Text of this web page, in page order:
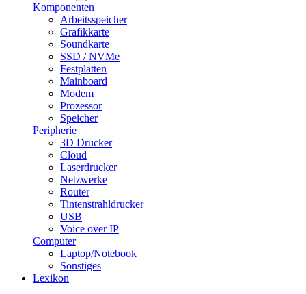
Komponenten
Arbeitsspeicher
Grafikkarte
Soundkarte
SSD / NVMe
Festplatten
Mainboard
Modem
Prozessor
Speicher
Peripherie
3D Drucker
Cloud
Laserdrucker
Netzwerke
Router
Tintenstrahldrucker
USB
Voice over IP
Computer
Laptop/Notebook
Sonstiges
Lexikon